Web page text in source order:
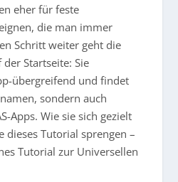
eher für feste
die man immer
Schritt weiter geht die
Startseite: Sie
übergreifend und findet
sondern auch
Apps. Wie sie sich gezielt
dieses Tutorial sprengen –
Tutorial zur Universellen